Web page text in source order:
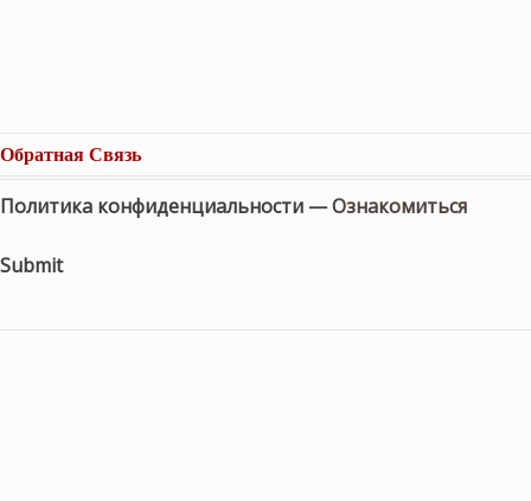
Обратная Связь
Политика конфиденциальности —Ознакомиться
Submit